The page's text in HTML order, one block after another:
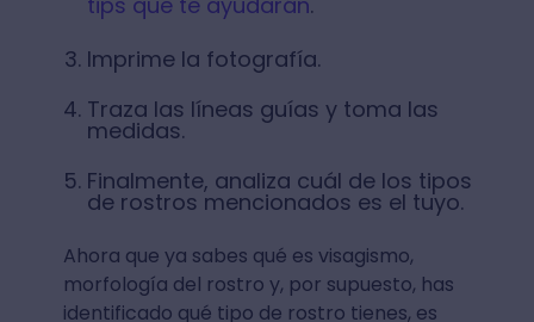
Imprime la fotografía.
Traza las líneas guías y toma las
medidas.
Finalmente, analiza cuál de los tipos
de rostros mencionados es el tuyo.
Ahora que ya sabes qué es visagismo,
morfología del rostro y, por supuesto, has
identificado qué tipo de rostro tienes, es